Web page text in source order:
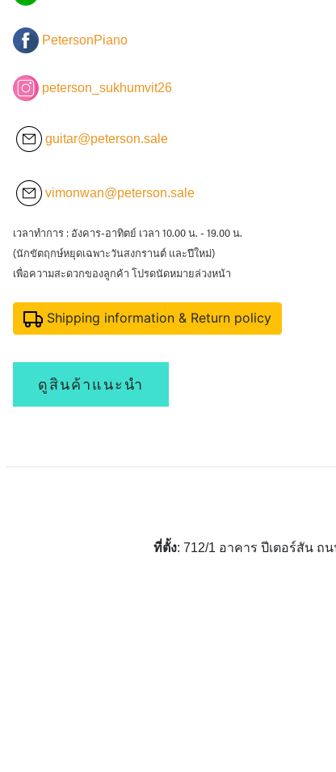
PetersonPiano
peterson_sukhumvit26
guitar@peterson.sale
vimonwan@peterson.sale
เวลาทำการ : อังคาร-อาทิตย์ เวลา 10.00 น. - 19.00 น.
(นักขัตฤกษ์หยุดเฉพาะวันสงกรานต์ และปีใหม่)
เพื่อความสะดวกของลูกค้า โปรดนัดหมายล่วงหน้า
Shipping information & Return policy
ดูสินค้าแนะนำ
ที่ตั้ง: 712/1 อาคาร ปีเตอร์สัน